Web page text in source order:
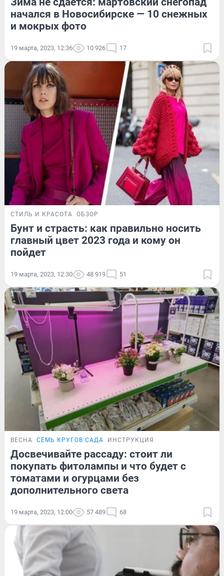
начался в Новосибирске — 10 снежных
и мокрых фото
19 марта, 2023, 12:36 10 926 17
СТИЛЬ И КРАСОТА ОБЗОР
Бунт и страсть: как правильно носить
главный цвет 2023 года и кому он
пойдет
19 марта, 2023, 12:30 48 919 51
ВЕСНА СЕМЬ КРУГОВ САДА ИНСТРУКЦИЯ
Досвечивайте рассаду: стоит ли
покупать фитолампы и что будет с
томатами и огурцами без
дополнительного света
19 марта, 2023, 12:00 57 489 68